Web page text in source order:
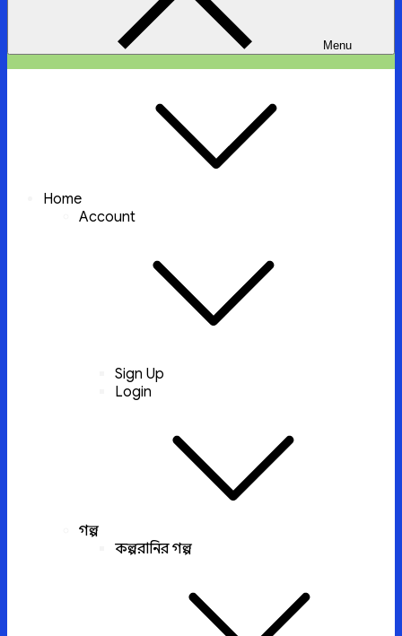
Menu
Home
Account
Sign Up
Login
গল্প
কল্পরানির গল্প